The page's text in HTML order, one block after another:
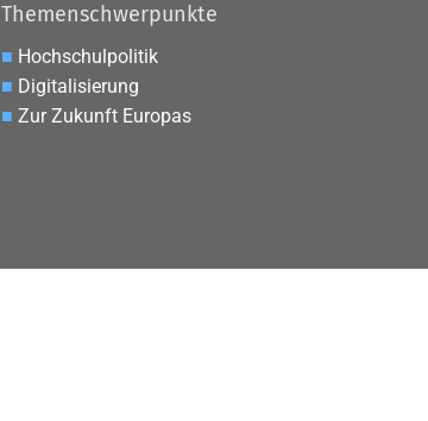
Themenschwerpunkte
■ Hochschulpolitik
■ Digitalisierung
■ Zur Zukunft Europas